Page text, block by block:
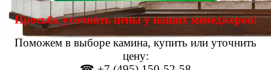
Просьба уточнять цены у наших менеджеров!
Поможем в выборе камина, купить или уточнить
цену: